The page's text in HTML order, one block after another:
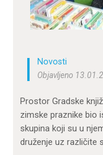
Novosti
Objavljeno
Prostor Gradske
zimske praznike bio
skupina koji su u
druženje uz različite